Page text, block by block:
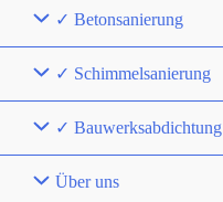
✓ Betonsanierung
✓ Schimmelsanierung
✓ Bauwerksabdichtung
Über uns